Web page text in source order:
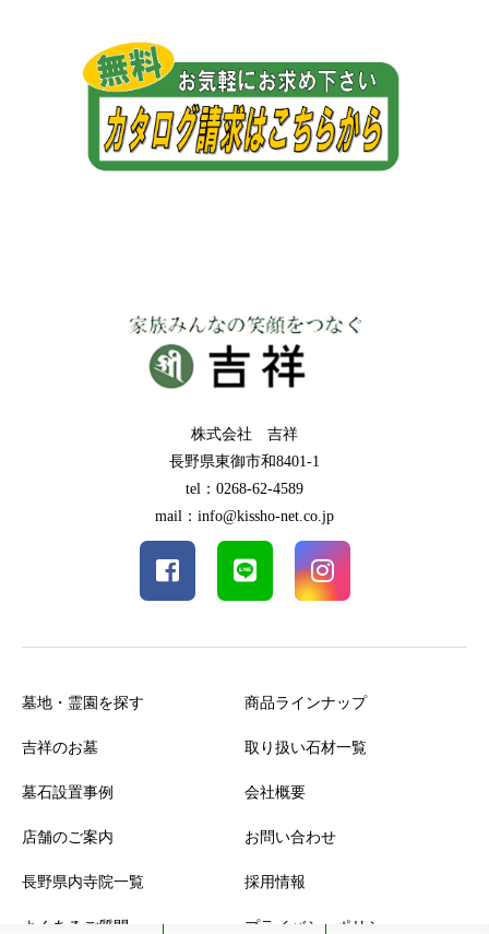
株式会社 吉祥
長野県東御市和8401-1
tel：0268-62-4589
mail：info@kissho-net.co.jp
墓地・霊園を探す
吉祥のお墓
墓石設置事例
店舗のご案内
長野県内寺院一覧
よくあるご質問
商品ラインナップ
取り扱い石材一覧
会社概要
お問い合わせ
採用情報
プライバシーポリシー